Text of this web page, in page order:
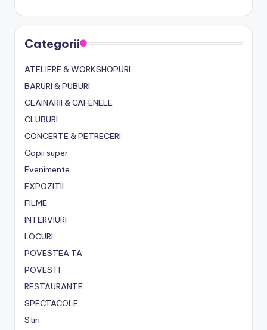
Categorii
ATELIERE & WORKSHOPURI
BARURI & PUBURI
CEAINARII & CAFENELE
CLUBURI
CONCERTE & PETRECERI
Copii super
Evenimente
EXPOZITII
FILME
INTERVIURI
LOCURI
POVESTEA TA
POVESTI
RESTAURANTE
SPECTACOLE
Stiri